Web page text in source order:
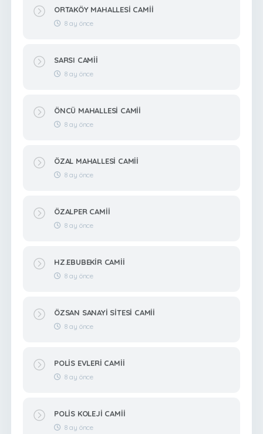
ORTAKÖY MAHALLESİ CAMİİ
8 ay önce
SARSI CAMİİ
8 ay önce
ÖNCÜ MAHALLESİ CAMİİ
8 ay önce
ÖZAL MAHALLESİ CAMİİ
8 ay önce
ÖZALPER CAMİİ
8 ay önce
HZ.EBUBEKİR CAMİİ
8 ay önce
ÖZSAN SANAYİ SİTESİ CAMİİ
8 ay önce
POLİS EVLERİ CAMİİ
8 ay önce
POLİS KOLEJİ CAMİİ
8 ay önce